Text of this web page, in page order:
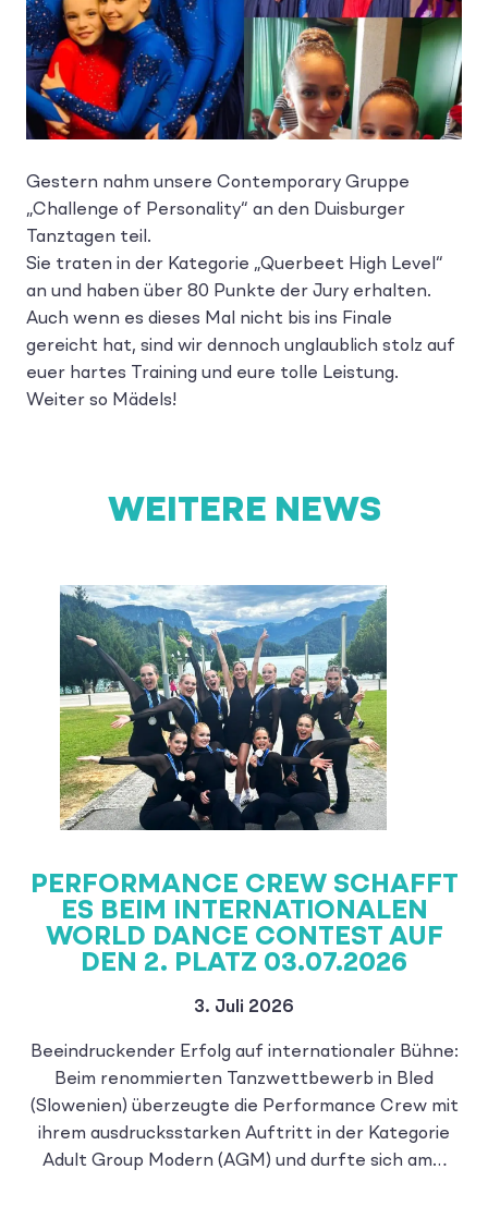
Gestern nahm unsere Contemporary Gruppe
„Challenge of Personality“ an den Duisburger
Tanztagen teil.
Sie traten in der Kategorie „Querbeet High Level“
an und haben über 80 Punkte der Jury erhalten.
Auch wenn es dieses Mal nicht bis ins Finale
gereicht hat, sind wir dennoch unglaublich stolz auf
euer hartes Training und eure tolle Leistung.
Weiter so Mädels!
WEITERE NEWS
PERFORMANCE CREW SCHAFFT
ES BEIM INTERNATIONALEN
WORLD DANCE CONTEST AUF
DEN 2. PLATZ 03.07.2026
3. Juli 2026
Beeindruckender Erfolg auf internationaler Bühne:
Beim renommierten Tanzwettbewerb in Bled
(Slowenien) überzeugte die Performance Crew mit
ihrem ausdrucksstarken Auftritt in der Kategorie
Adult Group Modern (AGM) und durfte sich am…